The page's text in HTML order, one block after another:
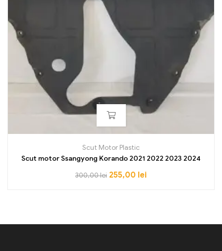
Scut Motor Plastic
Scut motor Ssangyong Korando 2021 2022 2023 2024
300,00lei 255,00 lei